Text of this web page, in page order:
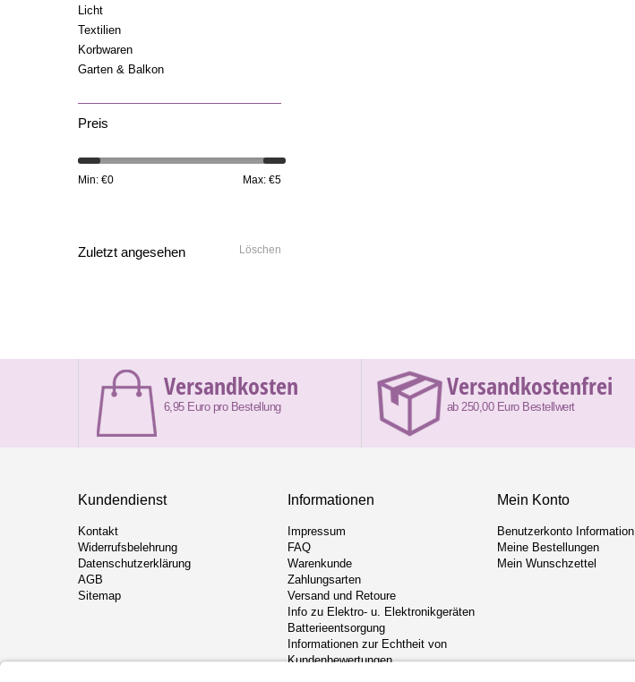
Licht
Textilien
Korbwaren
Garten & Balkon
Preis
Min: €0 Max: €5
Zuletzt angesehen Löschen
Versandkosten
6,95 Euro pro Bestellung
Versandkostenfrei
ab 250,00 Euro Bestellwert
Kundendienst
Kontakt
Widerrufsbelehrung
Datenschutzerklärung
AGB
Sitemap
Informationen
Impressum
FAQ
Warenkunde
Zahlungsarten
Versand und Retoure
Info zu Elektro- u. Elektronikgeräten
Batterieentsorgung
Informationen zur Echtheit von
Kundenbewertungen
Mein Konto
Benutzerkonto Information
Meine Bestellungen
Mein Wunschzettel